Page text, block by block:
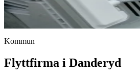
Kommun
Flyttfirma i Danderyd